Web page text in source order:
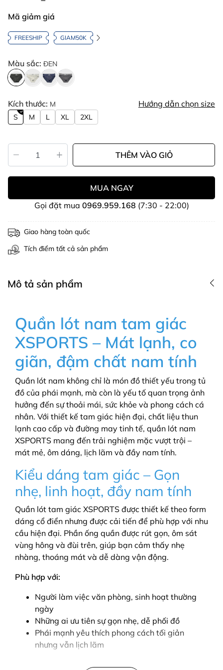
Mã giảm giá
FREESHIP GIAM50K
Màu sắc: ĐEN
Kích thước: M Hướng dẫn chọn size
S M L XL 2XL
THÊM VÀO GIỎ
MUA NGAY
Gọi đặt mua 0969.959.168 (7:30 - 22:00)
Giao hàng toàn quốc
Tích điểm tất cả sản phẩm
Mô tả sản phẩm
Quần lót nam tam giác
XSPORTS – Mát lạnh, co
giãn, đậm chất nam tính
Quần lót nam không chỉ là món đồ thiết yếu trong tủ
đồ của phái mạnh, mà còn là yếu tố quan trọng ảnh
hưởng đến sự thoải mái, sức khỏe và phong cách cá
nhân. Với thiết kế tam giác hiện đại, chất liệu thun
lạnh cao cấp và đường may tinh tế, quần lót nam
XSPORTS mang đến trải nghiệm mặc vượt trội –
mát mẻ, ôm dáng, lịch lãm và đầy nam tính.
Kiểu dáng tam giác – Gọn
nhẹ, linh hoạt, đầy nam tính
Quần lót tam giác XSPORTS được thiết kế theo form
dáng cổ điển nhưng được cải tiến để phù hợp với nhu
cầu hiện đại. Phần ống quần được rút gọn, ôm sát
vùng hông và đùi trên, giúp bạn cảm thấy nhẹ
nhàng, thoáng mát và dễ dàng vận động.
Phù hợp với:
Người làm việc văn phòng, sinh hoạt thường
ngày
Những ai ưu tiên sự gọn nhẹ, dễ phối đồ
Phái mạnh yêu thích phong cách tối giản
nhưng vẫn lịch lãm